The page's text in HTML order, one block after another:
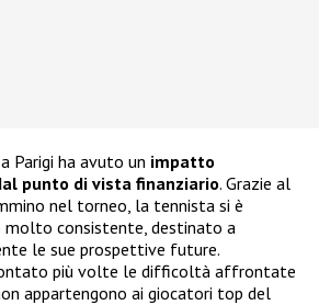
Parigi ha avuto un impatto
punto di vista finanziario. Grazie al
nel torneo, la tennista si è
molto consistente, destinato a
le sue prospettive future.
più volte le difficoltà affrontate
appartengono ai giocatori top del